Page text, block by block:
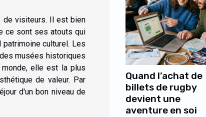
de visiteurs. Il est bien
ce sont ses atouts qui
patrimoine culturel. Les
musées historiques
elle est la plus
de valeur. Par
d'un bon niveau de
Quand l’achat de
billets de rugby
devient une
aventure en soi